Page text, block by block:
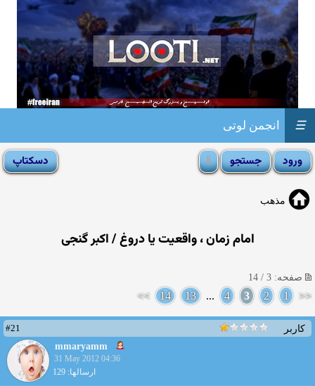
انجمن لوتی ☰
مذهب
امام زمان ، واقعیت یا دروغ / اکبر گنجی
صفحه: 3 / 14
<<
1
2
3
4
...
13
14
>>
کاربر
#21
mmaryamm
31 May 2012 04:36
ارسالها: 129